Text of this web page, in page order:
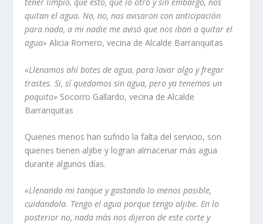
quitan el agua. No, no, nos avisaron con anticipación
para nada, a mi nadie me avisó que nos iban a quitar el
agua» Alicia Romero, vecina de Alcalde Barranquitas
«Llenamos ahí botes de agua, para lavar algo y fregar
trastes. Si, sí quedamos sin agua, pero ya tenemos un
poquito» Socorro Gallardo, vecina de Alcalde
Barranquitas
Quienes menos han sufrido la falta del servicio, son
quienes tienen aljibe y logran almacenar más agua
durante algunos días.
«Llenando mi tanque y gastando lo menos posible,
cuidandola. Tengo el agua porque tengo aljibe. En lo
posterior no, nada màs nos dijeron de este corte y